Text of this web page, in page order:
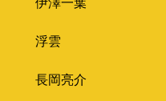
伊澤一葉
浮雲
長岡亮介